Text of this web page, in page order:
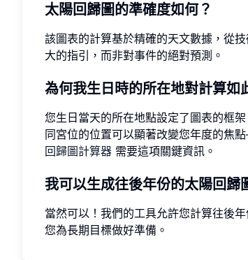
太陽回歸圖的準確度如何？
該圖表的計算基於精確的天文數據，從
大的指引，而非對事件的絕對預測。
為何我生日時的所在地對計算如
您生日當天的所在地點設定了圖表的框
同宮位的位置可以顯著改變您年度的焦
回歸圖計算器 需要這項關鍵資訊。
我可以生成往後年份的太陽回歸
當然可以！我們的工具允許您計算往後
您為長期目標做好準備。